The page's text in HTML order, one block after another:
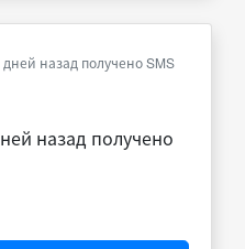
дней назад получено SMS
назад получено